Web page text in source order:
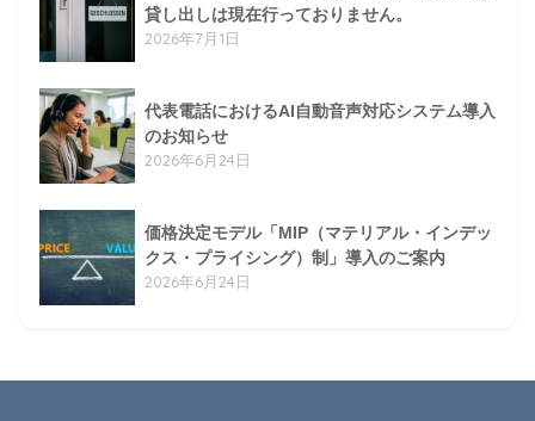
貸し出しは現在行っておりません。
2026年7月1日
代表電話におけるAI自動音声対応システム導入
のお知らせ
2026年6月24日
価格決定モデル「MIP（マテリアル・インデッ
クス・プライシング）制」導入のご案内
2026年6月24日